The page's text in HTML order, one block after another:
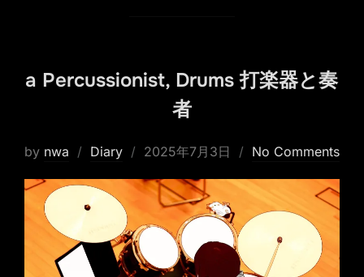
a Percussionist, Drums 打楽器と奏
者
by nwa Diary
Posted
2025年7月3日 No Comments